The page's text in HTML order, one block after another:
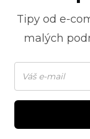
Tipy od e-
malých